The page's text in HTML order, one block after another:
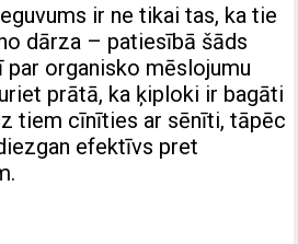
ir ne tikai tas, ka tie
dārza – patiesībā šāds
organisko mēslojumu
prātā, ka ķiploki ir bagāti
tiem cīnīties ar sēnīti, tāpēc
efektīvs pret